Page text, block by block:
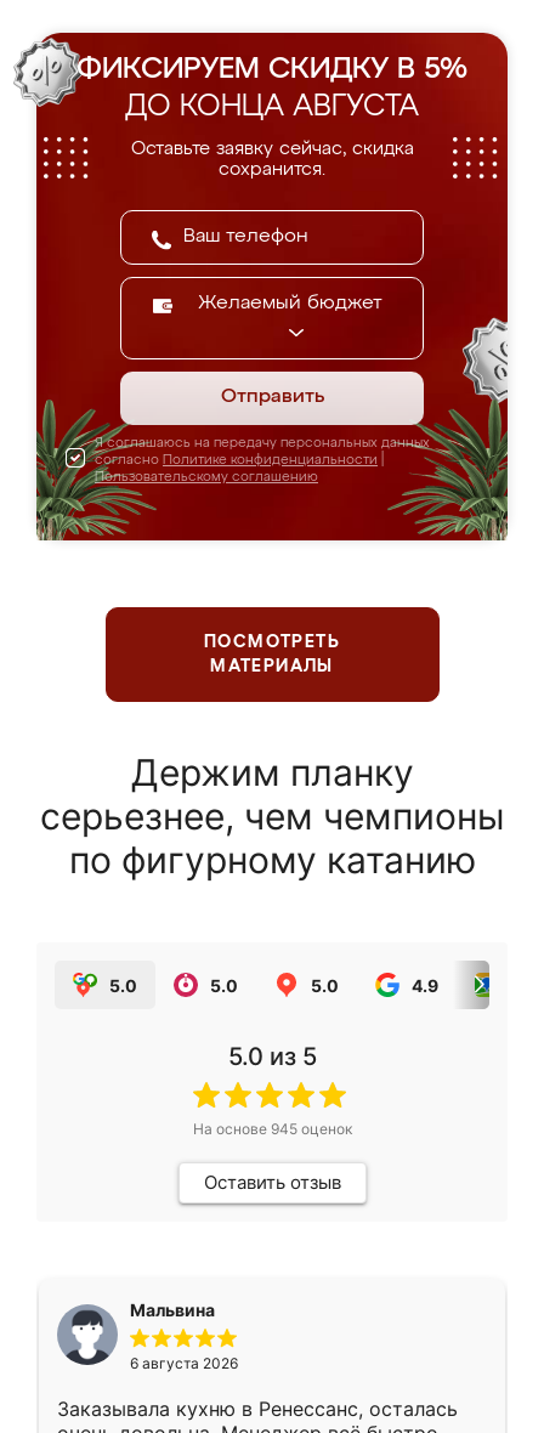
ФИКСИРУЕМ СКИДКУ В 5%
ДО КОНЦА АВГУСТА
Оставьте заявку сейчас, скидка
сохранится.
Желаемый бюджет
Отправить
Я соглашаюсь на передачу персональных данных
согласно Политике конфиденциальности
Пользовательскому соглашению
ПОСМОТРЕТЬ
МАТЕРИАЛЫ
Держим планку
серьезнее, чем чемпионы
по фигурному катанию
5.0 5.0 5.0 4.9
5.0 из 5
На основе 945оценок
Оставить отзыв
Мальвина
6 августа 2026
Заказывала кухню в Ренессанс, осталась